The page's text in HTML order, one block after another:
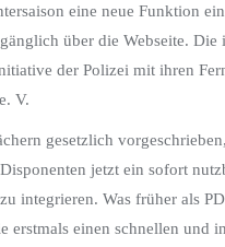
eine neue Funktion
über die Webseite. Die
der Polizei mit ihren
V.
gesetzlich
jetzt ein sofort
integrieren. Was früher als
erstmals einen schnellen und